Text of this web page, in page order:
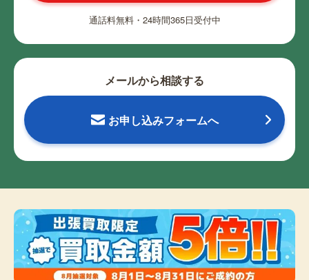
通話料無料・24時間365日受付中
メールから相談する
お申し込みフォームへ